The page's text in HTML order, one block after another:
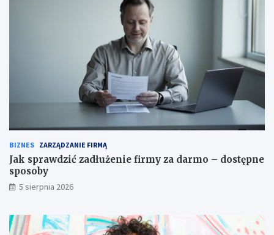
BIZNES ZARZĄDZANIE FIRMĄ
Jak sprawdzić zadłużenie firmy za darmo – dostępne
sposoby
5 sierpnia 2026